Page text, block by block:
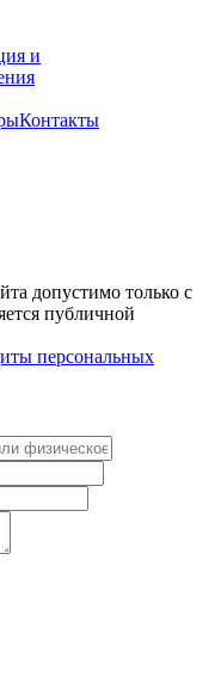
и
Контакты
допустимо только с
публичной
персональных